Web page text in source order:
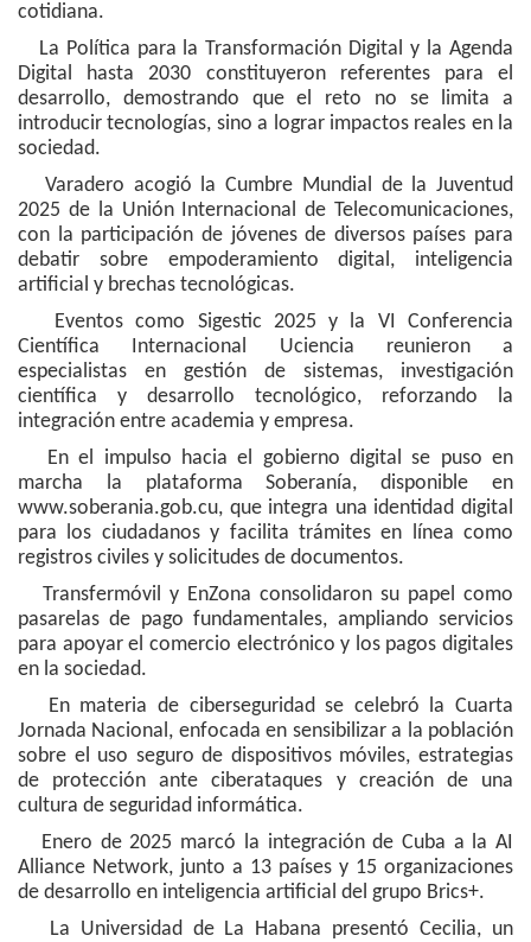
cotidiana.
La Política para la Transformación Digital y la Agenda
Digital hasta 2030 constituyeron referentes para el
desarrollo, demostrando que el reto no se limita a
introducir tecnologías, sino a lograr impactos reales en la
sociedad.
Varadero acogió la Cumbre Mundial de la Juventud
2025 de la Unión Internacional de Telecomunicaciones,
con la participación de jóvenes de diversos países para
debatir sobre empoderamiento digital, inteligencia
artificial y brechas tecnológicas.
Eventos como Sigestic 2025 y la VI Conferencia
Científica Internacional Uciencia reunieron a
especialistas en gestión de sistemas, investigación
científica y desarrollo tecnológico, reforzando la
integración entre academia y empresa.
En el impulso hacia el gobierno digital se puso en
marcha la plataforma Soberanía, disponible en
www.soberania.gob.cu, que integra una identidad digital
para los ciudadanos y facilita trámites en línea como
registros civiles y solicitudes de documentos.
Transfermóvil y EnZona consolidaron su papel como
pasarelas de pago fundamentales, ampliando servicios
para apoyar el comercio electrónico y los pagos digitales
en la sociedad.
En materia de ciberseguridad se celebró la Cuarta
Jornada Nacional, enfocada en sensibilizar a la población
sobre el uso seguro de dispositivos móviles, estrategias
de protección ante ciberataques y creación de una
cultura de seguridad informática.
Enero de 2025 marcó la integración de Cuba a la AI
Alliance Network, junto a 13 países y 15 organizaciones
de desarrollo en inteligencia artificial del grupo Brics+.
La Universidad de La Habana presentó Cecilia, un